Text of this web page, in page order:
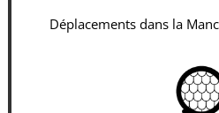
Déplacements dans la